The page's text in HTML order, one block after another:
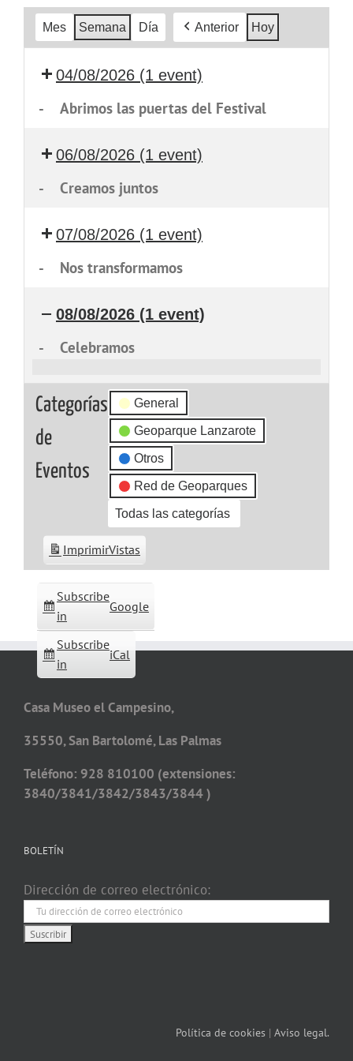
Mes Semana Día Anterior Hoy
04/08/2026 (1 event)
- Abrimos las puertas del Festival
06/08/2026 (1 event)
- Creamos juntos
07/08/2026 (1 event)
- Nos transformamos
08/08/2026 (1 event)
- Celebramos
Categorías
de
Eventos
General
Geoparque Lanzarote
Otros
Red de Geoparques
Todas las categorías
Subscribe
in
Google
Subscribe
in
iCal
ImprimirVistas
Casa Museo el Campesino,
35550, San Bartolomé, Las Palmas
Teléfono: 928 810100 (extensiones:
3840/3841/3842/3843/3844 )
BOLETÍN
Dirección de correo electrónico:
Política de cookies | Aviso legal.